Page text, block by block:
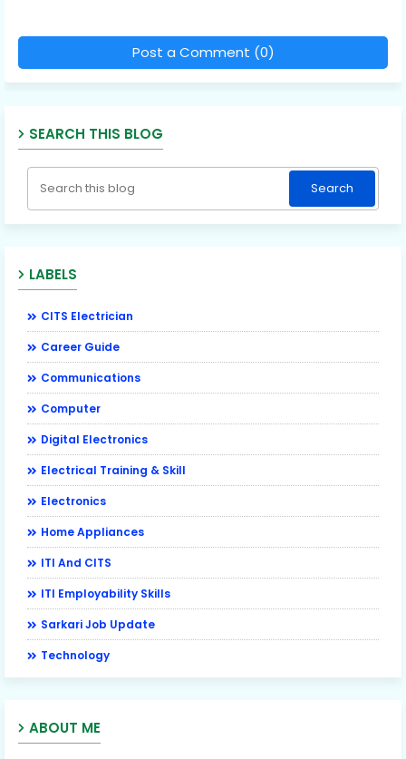
Post a Comment (0)
SEARCH THIS BLOG
LABELS
CITS Electrician
Career Guide
Communications
Computer
Digital Electronics
Electrical Training & Skill
Electronics
Home Appliances
ITI And CITS
ITI Employability Skills
Sarkari Job Update
Technology
ABOUT ME